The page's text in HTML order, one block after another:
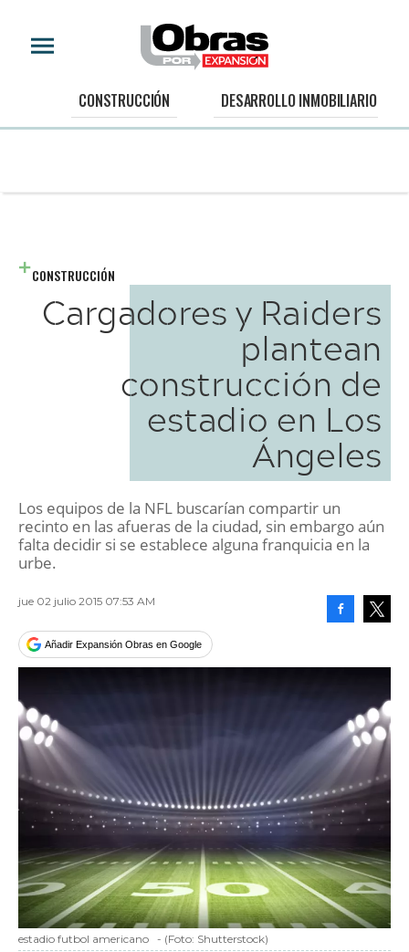
CONSTRUCCIÓN DESARROLLO INMOBILIARIO
CONSTRUCCIÓN
Cargadores y Raiders
plantean
construcción de
estadio en Los
Ángeles
Los equipos de la NFL buscarían compartir un
recinto en las afueras de la ciudad, sin embargo aún
falta decidir si se establece alguna franquicia en la
urbe.
jue 02 julio 2015 07:53 AM
Añadir Expansión Obras en Google
estadio futbol americano - (Foto: Shutterstock)